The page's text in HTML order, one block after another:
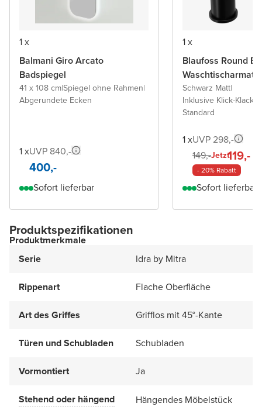
1 x
Balmani Giro Arcato
Badspiegel
41 x 108 cm|Spiegel ohne Rahmen|
Abgerundete Ecken
1 xUVP 840,-
400,-
Sofort lieferbar
1 x
Blaufoss Round
Schwarz Matt|
Inklusive Klick-Klack
Standard
1 xUVP 298,-
149,-Jetzt119,-
- 20% Rabatt
Sofort lieferbar
Produktspezifikationen
Produktmerkmale
Serie
Idra by Mitra
Rippenart Flache Oberfläche
Art des Griffes Grifflos mit 45°-Kante
Türen und Schubladen Schubladen
Vormontiert Ja
Stehend oder hängend Hängendes Möbelstück